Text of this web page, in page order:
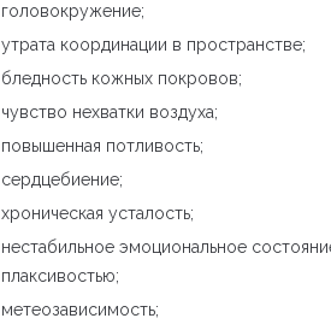
головокружение;
утрата координации в пространстве;
бледность кожных покровов;
чувство нехватки воздуха;
повышенная потливость;
сердцебиение;
хроническая усталость;
нестабильное эмоциональное
плаксивостью;
метеозависимость;